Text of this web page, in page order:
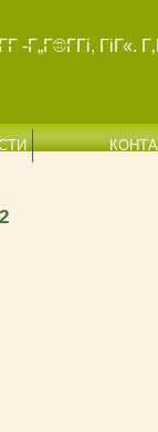
-Г„Г®Г­Гі, ГіГ«.